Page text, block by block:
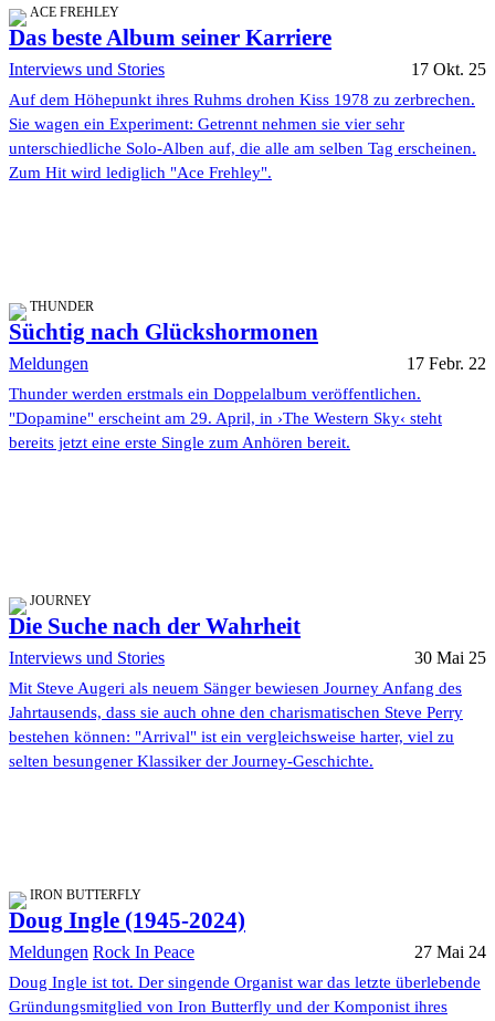
ACE FREHLEY
Das beste Album seiner Karriere
Interviews und Stories 17 Okt. 25
Auf dem Höhepunkt ihres Ruhms drohen Kiss 1978 zu zerbrechen.
Sie wagen ein Experiment: Getrennt nehmen sie vier sehr
unterschiedliche Solo-Alben auf, die alle am selben Tag erscheinen.
Zum Hit wird lediglich "Ace Frehley".
THUNDER
Süchtig nach Glückshormonen
Meldungen 17 Febr. 22
Thunder werden erstmals ein Doppelalbum veröffentlichen.
"Dopamine" erscheint am 29. April, in ›The Western Sky‹ steht
bereits jetzt eine erste Single zum Anhören bereit.
JOURNEY
Die Suche nach der Wahrheit
Interviews und Stories 30 Mai 25
Mit Steve Augeri als neuem Sänger bewiesen Journey Anfang des
Jahrtausends, dass sie auch ohne den charismatischen Steve Perry
bestehen können: "Arrival" ist ein vergleichsweise harter, viel zu
selten besungener Klassiker der Journey-Geschichte.
IRON BUTTERFLY
Doug Ingle (1945-2024)
Meldungen Rock In Peace 27 Mai 24
Doug Ingle ist tot. Der singende Organist war das letzte überlebende
Gründungsmitglied von Iron Butterfly und der Komponist ihres